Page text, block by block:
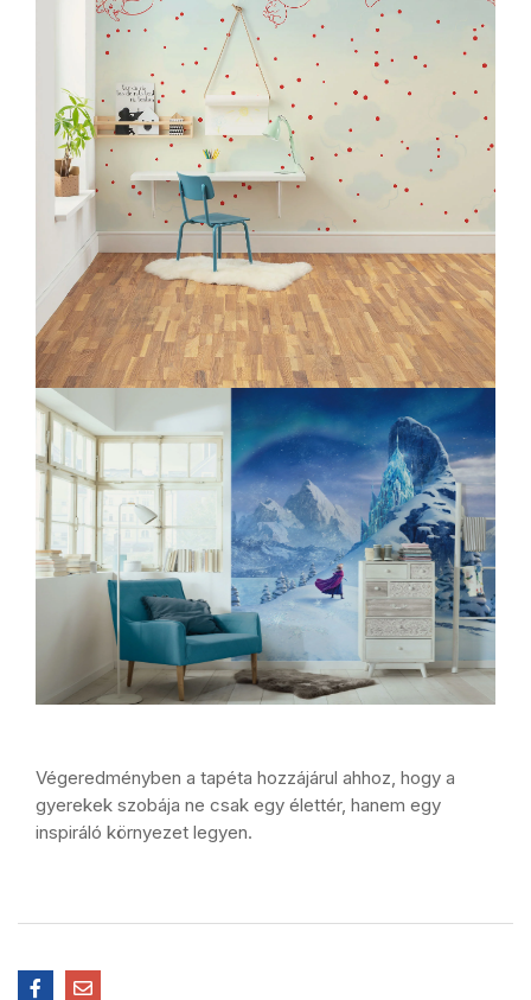
Végeredményben a tapéta hozzájárul ahhoz, hogy a
gyerekek szobája ne csak egy élettér, hanem egy
inspiráló környezet legyen.